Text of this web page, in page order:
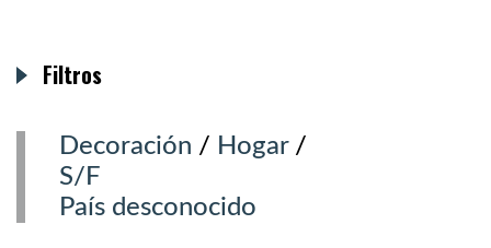
Decoración / Hogar/
S/F
País desconocido
Filtros